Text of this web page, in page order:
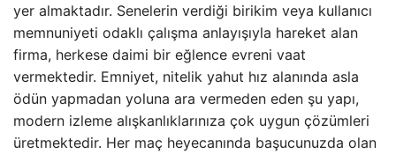
yer almaktadır. Senelerin verdiği birikim veya kullanıcı
memnuniyeti odaklı çalışma anlayışıyla hareket alan
firma, herkese daimi bir eğlence evreni vaat
vermektedir. Emniyet, nitelik yahut hız alanında asla
ödün yapmadan yoluna ara vermeden eden şu yapı,
modern izleme alışkanlıklarınıza çok uygun çözümleri
üretmektedir. Her maç heyecanında başucunuzda olan